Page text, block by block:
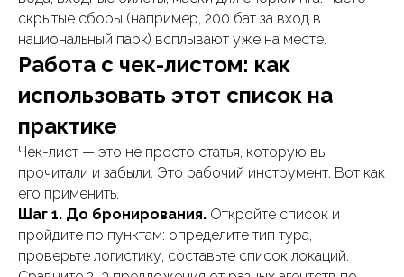
скрытые сборы (например, 200 бат за вход в
национальный парк) всплывают уже на месте.
Работа с чек-листом: как
использовать этот список на
практике
Чек-лист — это не просто статья, которую вы
прочитали и забыли. Это рабочий инструмент. Вот как
его применить.
Шаг 1. До бронирования. Откройте список и
пройдите по пунктам: определите тип тура,
проверьте логистику, составьте список локаций.